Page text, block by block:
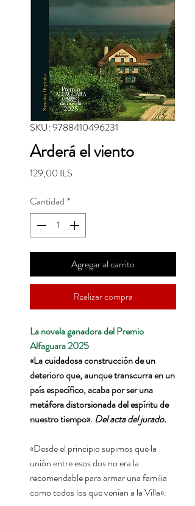
SKU: 9788410496231
Arderá el viento
129,00 ILS
Cantidad *
Agregar al carrito
Realizar compra
La novela ganadora del Premio
Alfaguara 2025
«La cuidadosa construcción de un
deterioro que, aunque transcurra en un
país específico, acaba por ser una
metáfora distorsionada del espíritu de
nuestro tiempo». Del acta del jurado.
«Desde el principio supimos que la
unión entre esos dos no era la
recomendable para armar una familia
como todos los que venían a la Villa».